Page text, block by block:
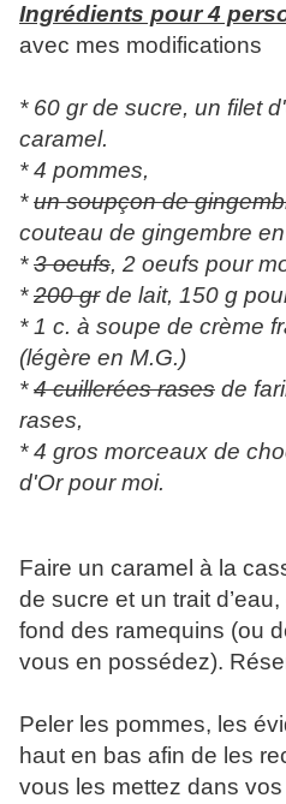
Ingrédients pour 4
avec mes modifications
* 60 gr de sucre, un filet
caramel.
* 4 pommes,
*un soupçon de
couteau de gingembre
*3 oeufs, 2 oeufs pour
*200 grde lait, 150 g
* 1 c. à soupe de crème
(légère en M.G.)
*4 cuillerées rases de
rases,
* 4 gros morceaux de
d'Or pour moi.
Faire un caramel à la
de sucre et un trait
fond des ramequins (ou
vous en possédez).
Peler les pommes, les
haut en bas afin de les
vous les mettez dans